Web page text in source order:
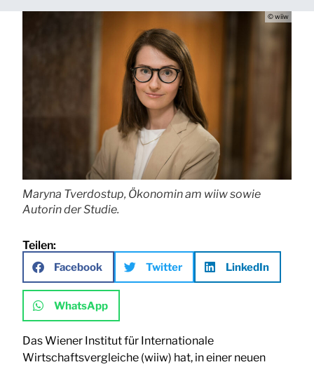
© wiiw
Maryna Tverdostup, Ökonomin am wiiw sowie
Autorin der Studie.
Teilen:
Facebook Twitter LinkedIn
WhatsApp
Das Wiener Institut für Internationale
Wirtschaftsvergleiche (wiiw) hat, in einer neuen